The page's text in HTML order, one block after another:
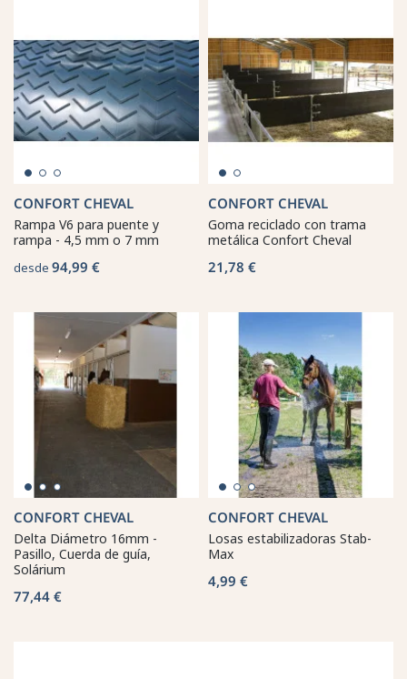
CONFORT CHEVAL
Rampa V6 para puente y
rampa - 4,5 mm o 7 mm
desde 94,99 €
CONFORT CHEVAL
Goma reciclado con trama
metálica Confort Cheval
21,78 €
CONFORT CHEVAL
Delta Diámetro 16mm -
Pasillo, Cuerda de guía,
Solárium
77,44 €
CONFORT CHEVAL
Losas estabilizadoras Stab-
Max
4,99 €